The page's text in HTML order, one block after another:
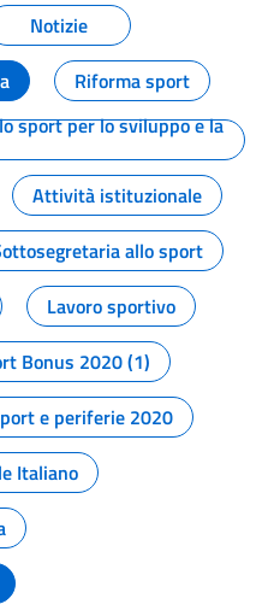
Notizie
Riforma sport
sport per lo sviluppo e la
Attività istituzionale
allo sport
Lavoro sportivo
Bonus 2020 (1)
e periferie 2020
Italiano